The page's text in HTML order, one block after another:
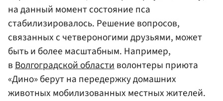
на данный момент состояние пса
стабилизировалось. Решение вопросов,
связанных с четвероногими друзьями, может
быть и более масштабным. Например,
вВолгоградской областиволонтеры приюта
«Дино» берут на передержку домашних
животных мобилизованных местных жителей.